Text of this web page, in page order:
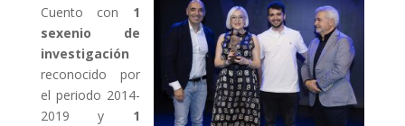
Cuento con 1
sexenio de
investigación
reconocido por
el periodo 2014-
2019 y 1